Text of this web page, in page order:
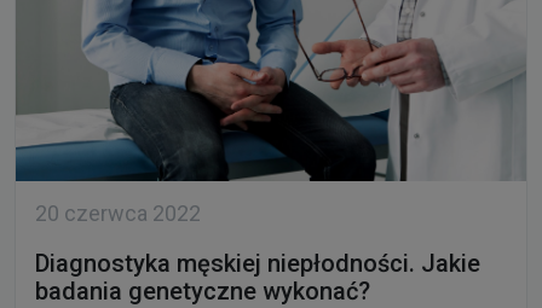
20 czerwca 2022
Diagnostyka męskiej niepłodności. Jakie
badania genetyczne wykonać?